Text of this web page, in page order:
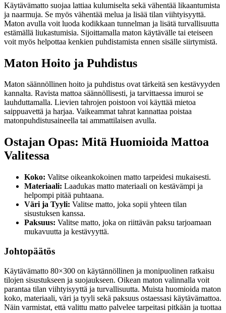
Käytävämatto suojaa lattiaa kulumiselta sekä vähentää likaantumista
ja naarmuja. Se myös vähentää melua ja lisää tilan viihtyisyyttä.
Maton avulla voit luoda kodikkaan tunnelman ja lisätä turvallisuutta
estämällä liukastumisia. Sijoittamalla maton käytävälle tai eteiseen
voit myös helpottaa kenkien puhdistamista ennen sisälle siirtymistä.
Maton Hoito ja Puhdistus
Maton säännöllinen hoito ja puhdistus ovat tärkeitä sen kestävyyden
kannalta. Ravista mattoa säännöllisesti, ja tarvittaessa imuroi se
lauhduttamalla. Lievien tahrojen poistoon voi käyttää mietoa
saippuavettä ja harjaa. Vaikeammat tahrat kannattaa poistaa
matonpuhdistusaineella tai ammattilaisen avulla.
Ostajan Opas: Mitä Huomioida Mattoa
Valitessa
Koko: Valitse oikeankokoinen matto tarpeidesi mukaisesti.
Materiaali: Laadukas matto materiaali on kestävämpi ja
helpompi pitää puhtaana.
Väri ja Tyyli: Valitse matto, joka sopii yhteen tilan
sisustuksen kanssa.
Paksuus: Valitse matto, joka on riittävän paksu tarjoamaan
mukavuutta ja kestävyyttä.
Johtopäätös
Käytävämatto 80×300 on käytännöllinen ja monipuolinen ratkaisu
tilojen sisustukseen ja suojaukseen. Oikean maton valinnalla voit
parantaa tilan viihtyisyyttä ja turvallisuutta. Muista huomioida maton
koko, materiaali, väri ja tyyli sekä paksuus ostaessasi käytävämattoa.
Näin varmistat, että valittu matto palvelee tarpeitasi pitkään ja tuottaa